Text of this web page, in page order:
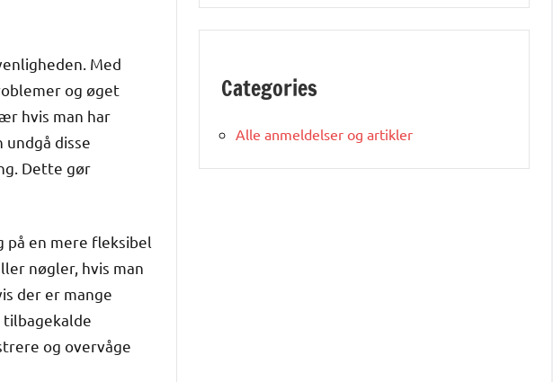
Med
og øget
hvis man har
disse
Dette gør
på en mere fleksibel
nøgler, hvis man
der er mange
tilbagekalde
og overvåge
Categories
Alle anmeldelser og artikler